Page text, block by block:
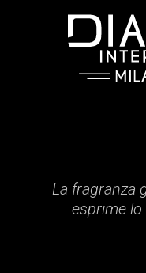
La fragranza
esprime lo